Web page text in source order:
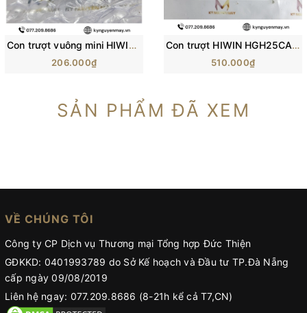
Con trượt vuông mini HIWIN MGN-C | Block trượt MGN5C, MGN7C, MGN12C
206.000₫
Con trượt HIWIN HGH25CA/ H25C/ HG25 (84x48x40mm)
510.000₫
SẢN PHẨM ĐÃ XEM
VỀ CHÚNG TÔI
Công ty CP Dịch vụ Thương mại Tổng hợp Đức Thiện
GĐKKD: 0401993789 do Sở Kế hoạch và Đầu tư TP.Đà Nẵng
cấp ngày 09/08/2019
Liên hệ ngay: 077.209.8686 (8-21h kể cả T7,CN)